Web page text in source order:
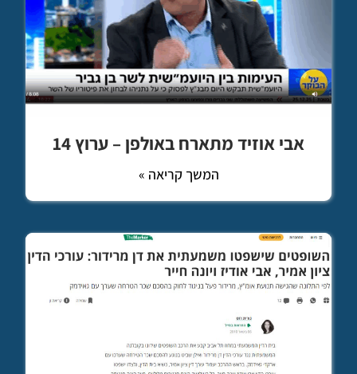
אבי אוזיד מתארח באולפן – ערוץ 14
המשך קריאה »